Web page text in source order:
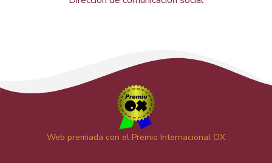
Web premiada con el Premio Internacional OX